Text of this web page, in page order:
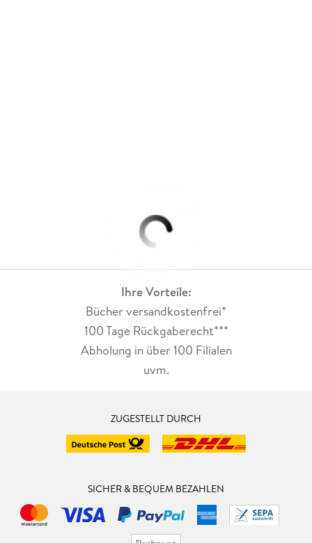
Ihre Vorteile:
Bücher versandkostenfrei*
100 Tage Rückgaberecht***
Abholung in über 100 Filialen
uvm.
ZUGESTELLT DURCH
SICHER & BEQUEM BEZAHLEN